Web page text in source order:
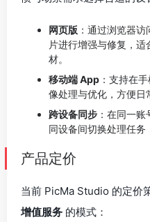
网页版 ：通过浏览器
片进行增强与修复，
材。
移动端 App ：支持在
像处理与优化，方便日
跨设备同步 ：在同一
同设备间切换处理任务
产品定价
当前 PicMa Studio 的定价
增值服务 的模式：